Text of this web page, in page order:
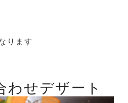
ります
わせデザート